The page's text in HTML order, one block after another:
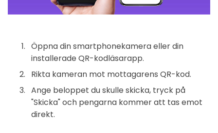
Öppna din smartphonekamera eller din
installerade QR-kodläsarapp.
Rikta kameran mot mottagarens QR-kod.
Ange beloppet du skulle skicka, tryck på
"Skicka" och pengarna kommer att tas emot
direkt.